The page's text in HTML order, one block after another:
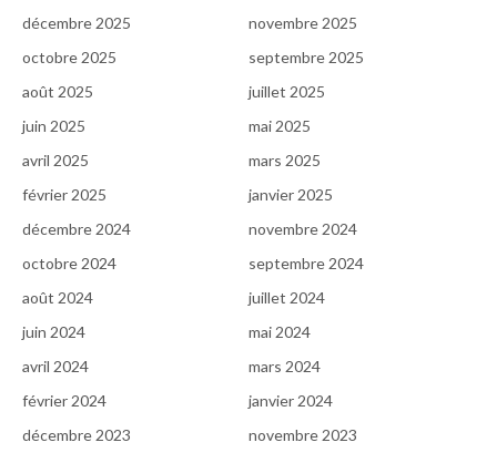
décembre 2025
novembre 2025
octobre 2025
septembre 2025
août 2025
juillet 2025
juin 2025
mai 2025
avril 2025
mars 2025
février 2025
janvier 2025
décembre 2024
novembre 2024
octobre 2024
septembre 2024
août 2024
juillet 2024
juin 2024
mai 2024
avril 2024
mars 2024
février 2024
janvier 2024
décembre 2023
novembre 2023